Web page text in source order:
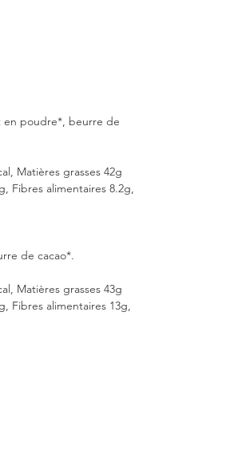
en poudre*, beurre de
Matières grasses 42g
Fibres alimentaires 8.2g,
de cacao*.
Matières grasses 43g
Fibres alimentaires 13g,